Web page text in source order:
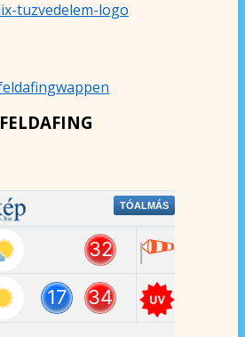
FELDAFING